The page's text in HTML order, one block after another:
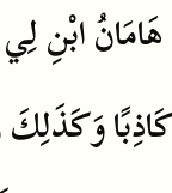
هَامَانُابْنِلِي
وَكَذَلِكَ